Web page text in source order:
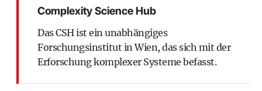
Complexity Science Hub
Das CSH ist ein unabhängiges
Forschungsinstitut in Wien, das sich mit der
Erforschung komplexer Systeme befasst.